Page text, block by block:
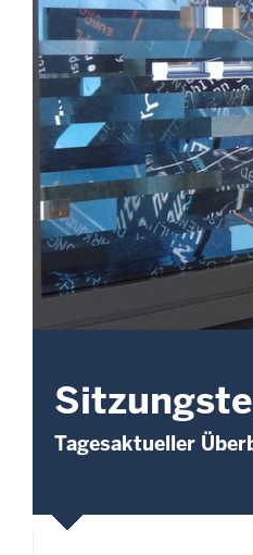
Tagesaktueller